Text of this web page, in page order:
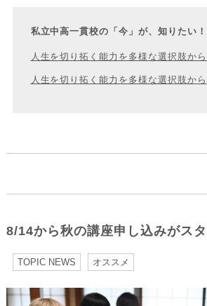
私立中高一貫校の「今」が、知りたい
人生を切り拓く能力を多様な選択肢か
人生を切り拓く能力を多様な選択肢か
8/14から秋の講座申し込みがス
TOPIC NEWS オススメ